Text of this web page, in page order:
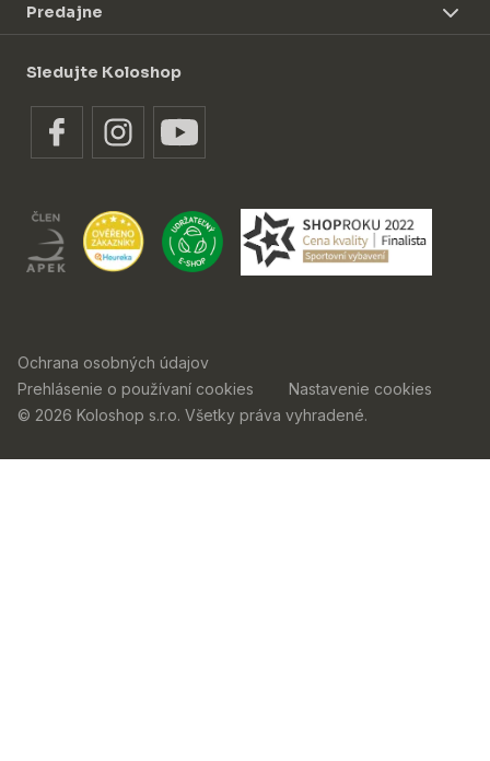
Predajne
Sledujte Koloshop
Ochrana osobných údajov
Prehlásenie o používaní cookies
Nastavenie cookies
© 2026 Koloshop s.r.o. Všetky práva vyhradené.